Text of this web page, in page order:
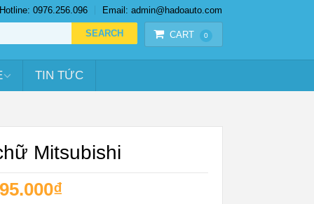
Hotline: 0976.256.096 Email: admin@hadoauto.com
CART 0
TIN TỨC
Mitsubishi
₫